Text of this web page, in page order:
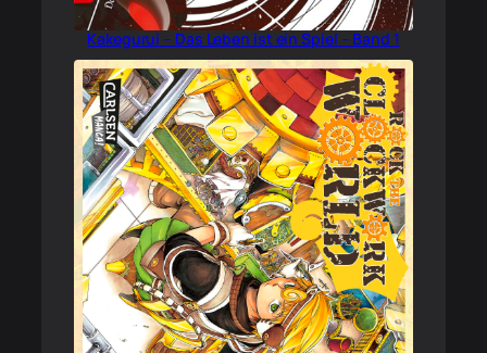
Kakegurui – Das Leben ist ein Spiel – Band 1